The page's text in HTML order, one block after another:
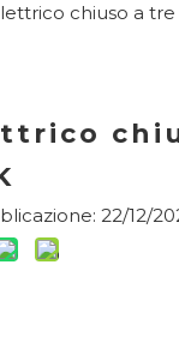
chiuso a
22/12/